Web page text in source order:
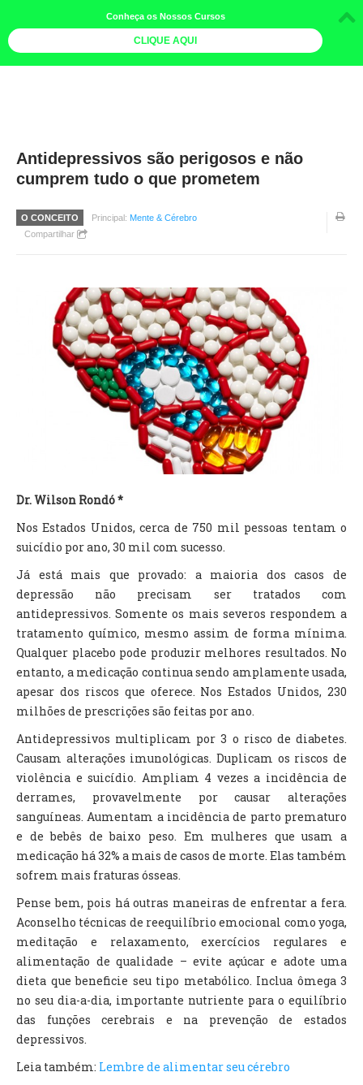
LIVROS
MAIS
QUEM SOMOS
GALERIA DE FOTOS
PÓS-OFICINAS
COLABORADORES
TV DE BEM COM A NATUREZA
FALE CONOSCO
Antidepressivos são perigosos e não
cumprem tudo o que prometem
O CONCEITO Principal: Mente & Cérebro
Compartilhar
Dr. Wilson Rondó *
Nos Estados Unidos, cerca de 750 mil pessoas tentam o
suicídio por ano, 30 mil com sucesso.
Já está mais que provado: a maioria dos casos de
depressão não precisam ser tratados com
antidepressivos. Somente os mais severos respondem a
tratamento químico, mesmo assim de forma mínima.
Qualquer placebo pode produzir melhores resultados. No
entanto, a medicação continua sendo amplamente usada,
apesar dos riscos que oferece. Nos Estados Unidos, 230
milhões de prescrições são feitas por ano.
Antidepressivos multiplicam por 3 o risco de diabetes.
Causam alterações imunológicas. Duplicam os riscos de
violência e suicídio. Ampliam 4 vezes a incidência de
derrames, provavelmente por causar alterações
sanguíneas. Aumentam a incidência de parto prematuro
e de bebês de baixo peso. Em mulheres que usam a
medicação há 32% a mais de casos de morte. Elas também
sofrem mais fraturas ósseas.
Pense bem, pois há outras maneiras de enfrentar a fera.
Aconselho técnicas de reequilíbrio emocional como yoga,
meditação e relaxamento, exercícios regulares e
alimentação de qualidade – evite açúcar e adote uma
dieta que beneficie seu tipo metabólico. Inclua ômega 3
no seu dia-a-dia, importante nutriente para o equilíbrio
das funções cerebrais e na prevenção de estados
depressivos.
Leia também: Lembre de alimentar seu cérebro
Conheça os Nossos Cursos
CLIQUE AQUI